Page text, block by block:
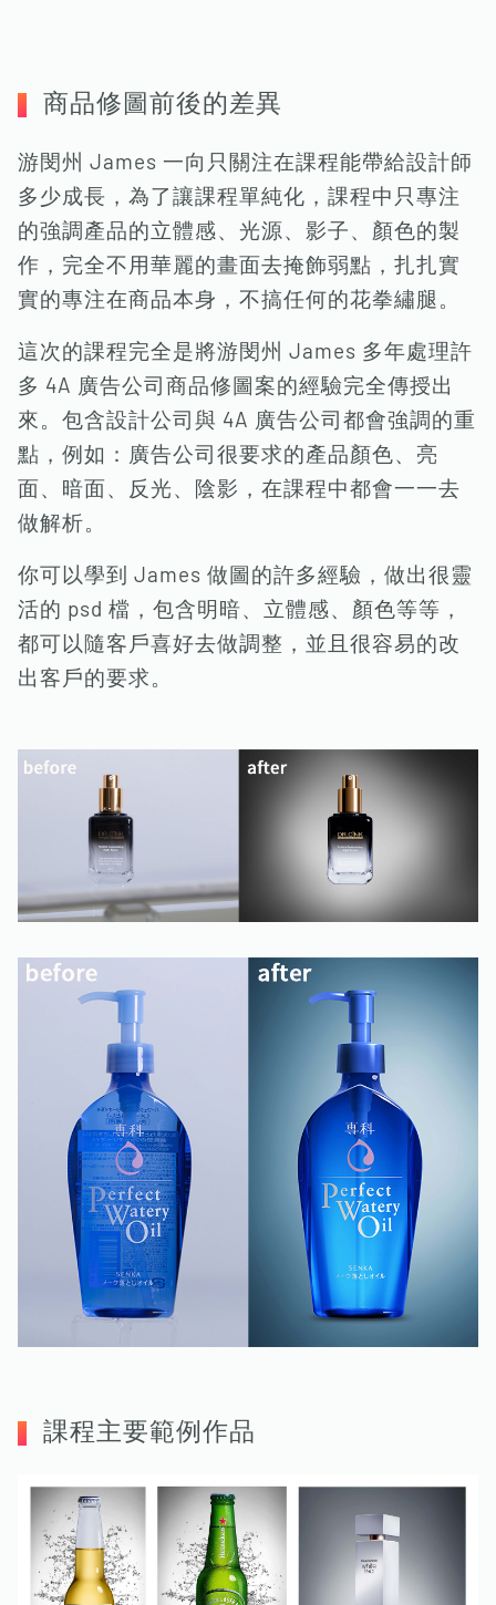
商品修圖前後的差異
游閔州 James 一向只關注在課程能帶給設計師
多少成長，為了讓課程單純化，課程中只專注
的強調產品的立體感、光源、影子、顏色的製
作，完全不用華麗的畫面去掩飾弱點，扎扎實
實的專注在商品本身，不搞任何的花拳繡腿。
這次的課程完全是將游閔州 James 多年處理許
多 4A 廣告公司商品修圖案的經驗完全傳授出
來。包含設計公司與 4A 廣告公司都會強調的重
點，例如：廣告公司很要求的產品顏色、亮
面、暗面、反光、陰影，在課程中都會一一去
做解析。
你可以學到 James 做圖的許多經驗，做出很靈
活的 psd 檔，包含明暗、立體感、顏色等等，
都可以隨客戶喜好去做調整，並且很容易的改
出客戶的要求。
課程主要範例作品